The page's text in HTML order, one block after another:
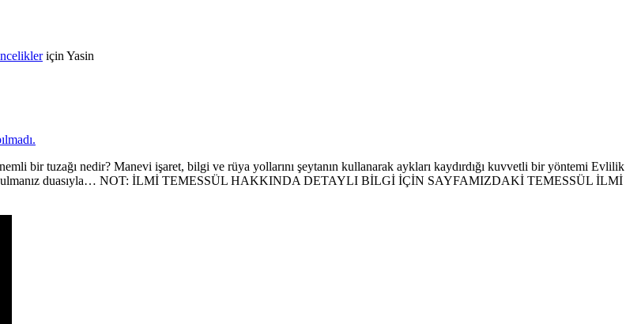
için Yasin
bir tuzağı nedir? Manevi işaret, bilgi ve rüya yollarını şeytanın kullanarak aykları kaydırdığı kuvvetli bir yöntemi Evlilik
bulmanız duasıyla… NOT: İLMİ TEMESSÜL HAKKINDA DETAYLI BİLGİ İÇİN SAYFAMIZDAKİ TEMESSÜL İLMİ